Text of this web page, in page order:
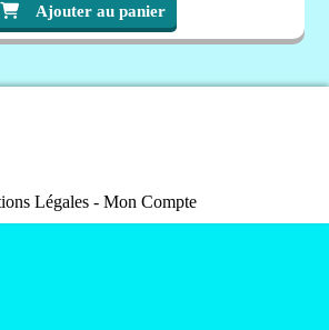
Ajouter au panier
Légales Mon Compte